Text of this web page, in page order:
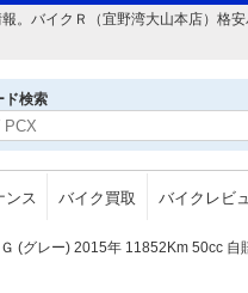
。バイクＲ（宜野湾大山本店）格
ド検索
ンス バイク買取 バイクレビ
(グレー) 2015年 11852Km 50cc 自